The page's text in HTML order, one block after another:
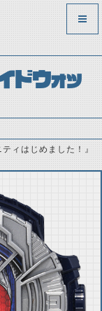
ドウォッ
ィはじめました！』